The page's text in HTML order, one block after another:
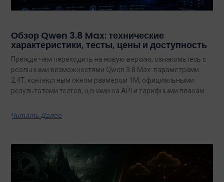
Обзор Qwen 3.8 Max: технические
характеристики, тесты, цены и доступность
Прежде чем переходить на новую версию, ознакомьтесь с
реальными возможностями Qwen 3.8 Max: параметрами
2.4T, контекстным окном размером 1M, официальными
результатами тестов, ценами на API и тарифными планами
Читать Далее